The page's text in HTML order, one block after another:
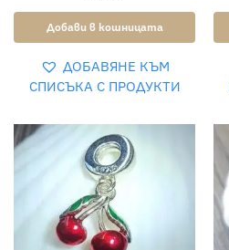
Добави в кошницата
ДОБАВЯНЕ КЪМ
СПИСЪКА С ПРОДУКТИ